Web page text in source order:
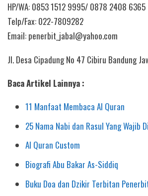
HP/WA: 0853 1512 9995/ 0878 2408 6365
Telp/Fax: 022-7809282
Email: penerbit_jabal@yahoo.com
Jl. Desa Cipadung No 47 Cibiru Bandung
Baca Artikel Lainnya :
11 Manfaat Membaca Al Quran
25 Nama Nabi dan Rasul Yang Wajib
Al Quran Custom
Biografi Abu Bakar As-Siddiq
Buku Doa dan Dzikir Terbitan